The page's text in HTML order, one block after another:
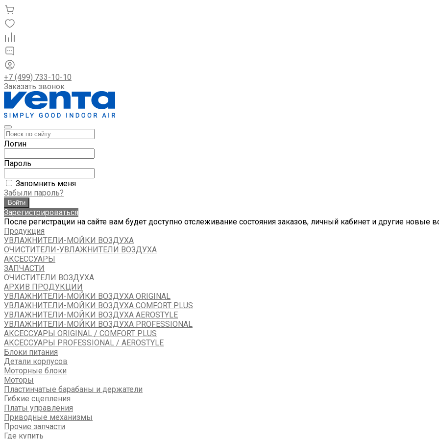
+7 (499) 733-10-10
Заказать звонок
Логин
Пароль
Запомнить меня
Забыли пароль?
Зарегистрироваться
После регистрации на сайте вам будет доступно отслеживание состояния заказов, личный кабинет и другие новые
Продукция
УВЛАЖНИТЕЛИ-МОЙКИ ВОЗДУХА
ОЧИСТИТЕЛИ-УВЛАЖНИТЕЛИ ВОЗДУХА
АКСЕССУАРЫ
ЗАПЧАСТИ
ОЧИСТИТЕЛИ ВОЗДУХА
АРХИВ ПРОДУКЦИИ
УВЛАЖНИТЕЛИ-МОЙКИ ВОЗДУХА ORIGINAL
УВЛАЖНИТЕЛИ-МОЙКИ ВОЗДУХА COMFORT PLUS
УВЛАЖНИТЕЛИ-МОЙКИ ВОЗДУХА AEROSTYLE
УВЛАЖНИТЕЛИ-МОЙКИ ВОЗДУХА PROFESSIONAL
АКСЕССУАРЫ ORIGINAL / COMFORT PLUS
АКСЕССУАРЫ PROFESSIONAL / AEROSTYLE
Блоки питания
Детали корпусов
Моторные блоки
Моторы
Пластинчатые барабаны и держатели
Гибкие сцепления
Платы управления
Приводные механизмы
Прочие запчасти
Где купить